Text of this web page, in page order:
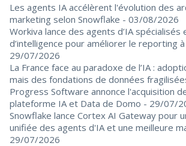
Les agents IA accélèrent l'évolution des
marketing selon Snowflake - 03/08/2026
Workiva lance des agents d’IA spécialisés
d’intelligence pour améliorer le reporting
29/07/2026
La France face au paradoxe de l’IA :
mais des fondations de données
Progress Software annonce l'acquisition
plateforme IA et Data de Domo - 29/07/
Snowflake lance Cortex AI Gateway pour
unifiée des agents d'IA et une meilleure
29/07/2026